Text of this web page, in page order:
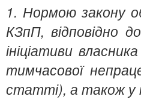
1. Нормою закону
КЗпП, відповідно
ініціативи
тимчасової
статті), а також у